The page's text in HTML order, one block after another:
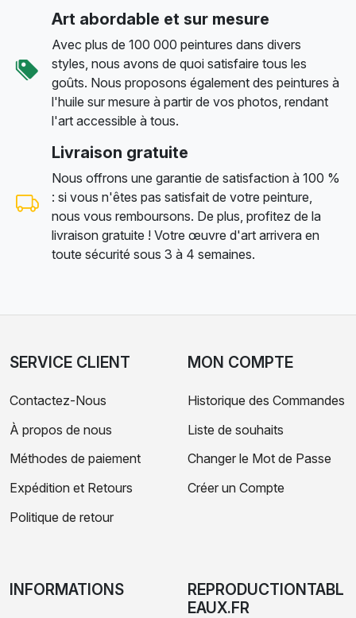
Art abordable et sur mesure
Avec plus de 100 000 peintures dans divers
styles, nous avons de quoi satisfaire tous les
goûts. Nous proposons également des peintures à
l'huile sur mesure à partir de vos photos, rendant
l'art accessible à tous.
Livraison gratuite
Nous offrons une garantie de satisfaction à 100 %
: si vous n'êtes pas satisfait de votre peinture,
nous vous remboursons. De plus, profitez de la
livraison gratuite ! Votre œuvre d'art arrivera en
toute sécurité sous 3 à 4 semaines.
SERVICE CLIENT
Contactez-Nous
À propos de nous
Méthodes de paiement
Expédition et Retours
Politique de retour
MON COMPTE
Historique des Commandes
Liste de souhaits
Changer le Mot de Passe
Créer un Compte
INFORMATIONS
REPRODUCTIONTABL
EAUX.FR